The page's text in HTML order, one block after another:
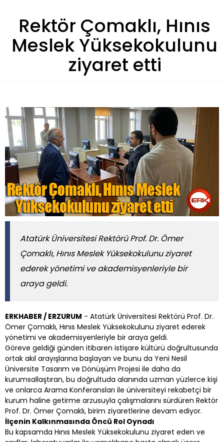
Rektör Çomaklı, Hınıs
Meslek Yüksekokulunu
ziyaret etti
Atatürk Üniversitesi Rektörü Prof. Dr. Ömer
Çomaklı, Hınıs Meslek Yüksekokulunu ziyaret
ederek yönetimi ve akademisyenleriyle bir
araya geldi.
ERKHABER / ERZURUM - Atatürk Üniversitesi Rektörü Prof. Dr.
Ömer Çomaklı, Hınıs Meslek Yüksekokulunu ziyaret ederek
yönetimi ve akademisyenleriyle bir araya geldi.
Göreve geldiği günden itibaren istişare kültürü doğrultusunda
ortak akıl arayışlarına başlayan ve bunu da Yeni Nesil
Üniversite Tasarım ve Dönüşüm Projesi ile daha da
kurumsallaştıran, bu doğrultuda alanında uzman yüzlerce kişi
ve onlarca Arama Konferansları ile üniversiteyi rekabetçi bir
kurum haline getirme arzusuyla çalışmalarını sürdüren Rektör
Prof. Dr. Ömer Çomaklı, birim ziyaretlerine devam ediyor.
İlçenin Kalkınmasında Öncü Rol Oynadı
Bu kapsamda Hınıs Meslek Yüksekokulunu ziyaret eden ve